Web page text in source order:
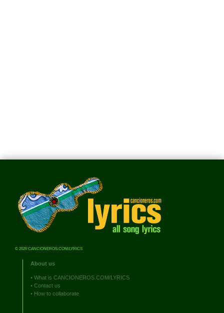
© 2026 CANCIONEROS.COM/LYRICS
About us
• What is CANCIONEROS.COM/LYRICS
• Contact us
• How to collaborate